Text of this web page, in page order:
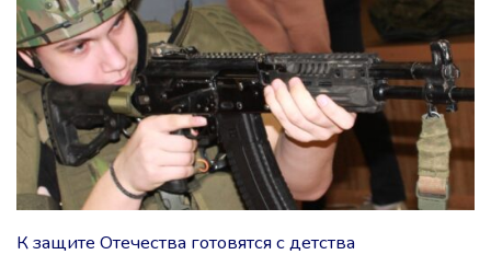
К защите Отечества готовятся с детства